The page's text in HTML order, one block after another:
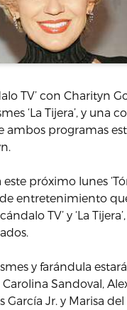
TV’ con Charityn
‘La Tijera’, y una
ambos programas
próximo lunes
entretenimiento
TV’ y ‘La
y farándula
Sandoval,
García Jr. y Marisa